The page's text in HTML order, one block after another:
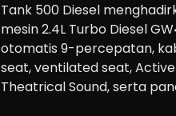
Cars
Motorcycle
Ride
n
Tank 500 Diesel
mesin 2.4L Turbo Diesel
otomatis 9-percepatan,
seat, ventilated seat,
Theatrical Sound, serta